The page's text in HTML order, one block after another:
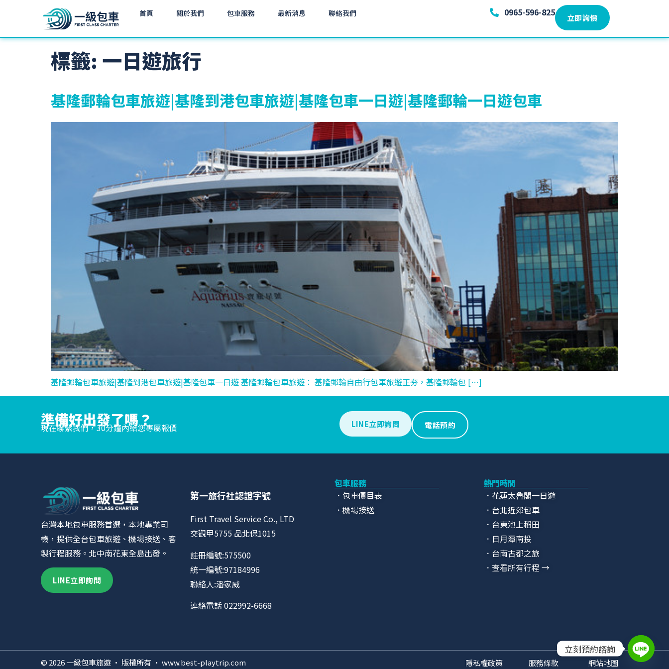
首頁 關於我們 包車服務 最新消息 聯絡我們 0965-596-825 立即詢價
標籤: 一日遊旅行
基隆郵輪包車旅遊|基隆到港包車旅遊|基隆包車一日遊|基隆郵輪一日遊包車
基隆郵輪包車旅遊|基隆到港包車旅遊|基隆包車一日遊 基隆郵輪包車旅遊： 基隆郵輪自由行包車旅遊正夯，基隆郵輪包 […]
準備好出發了嗎？
現在聯繫我們，30分鐘內給您專屬報價 LINE立即詢問 電話預約
台灣本地包車服務首選，本地專業司
機，提供全台包車旅遊、機場接送、客
製行程服務。北中南花東全島出發。
LINE立即詢問
第一旅行社認證字號
First Travel Service Co., LTD
交觀甲5755 品北保1015
註冊編號:575500
統一編號:97184996
聯絡人:潘家威
連絡電話 022992-6668
包車服務
．包車價目表
．機場接送
熱門時間
．花蓮太魯閣一日遊
．台北近郊包車
．台東池上稻田
．日月潭南投
．台南古都之旅
．查看所有行程 →
© 2026 一級包車旅遊 · 版權所有 · www.best-playtrip.com 隱私權政策 服務條款 網站地圖
立刻預約諮詢